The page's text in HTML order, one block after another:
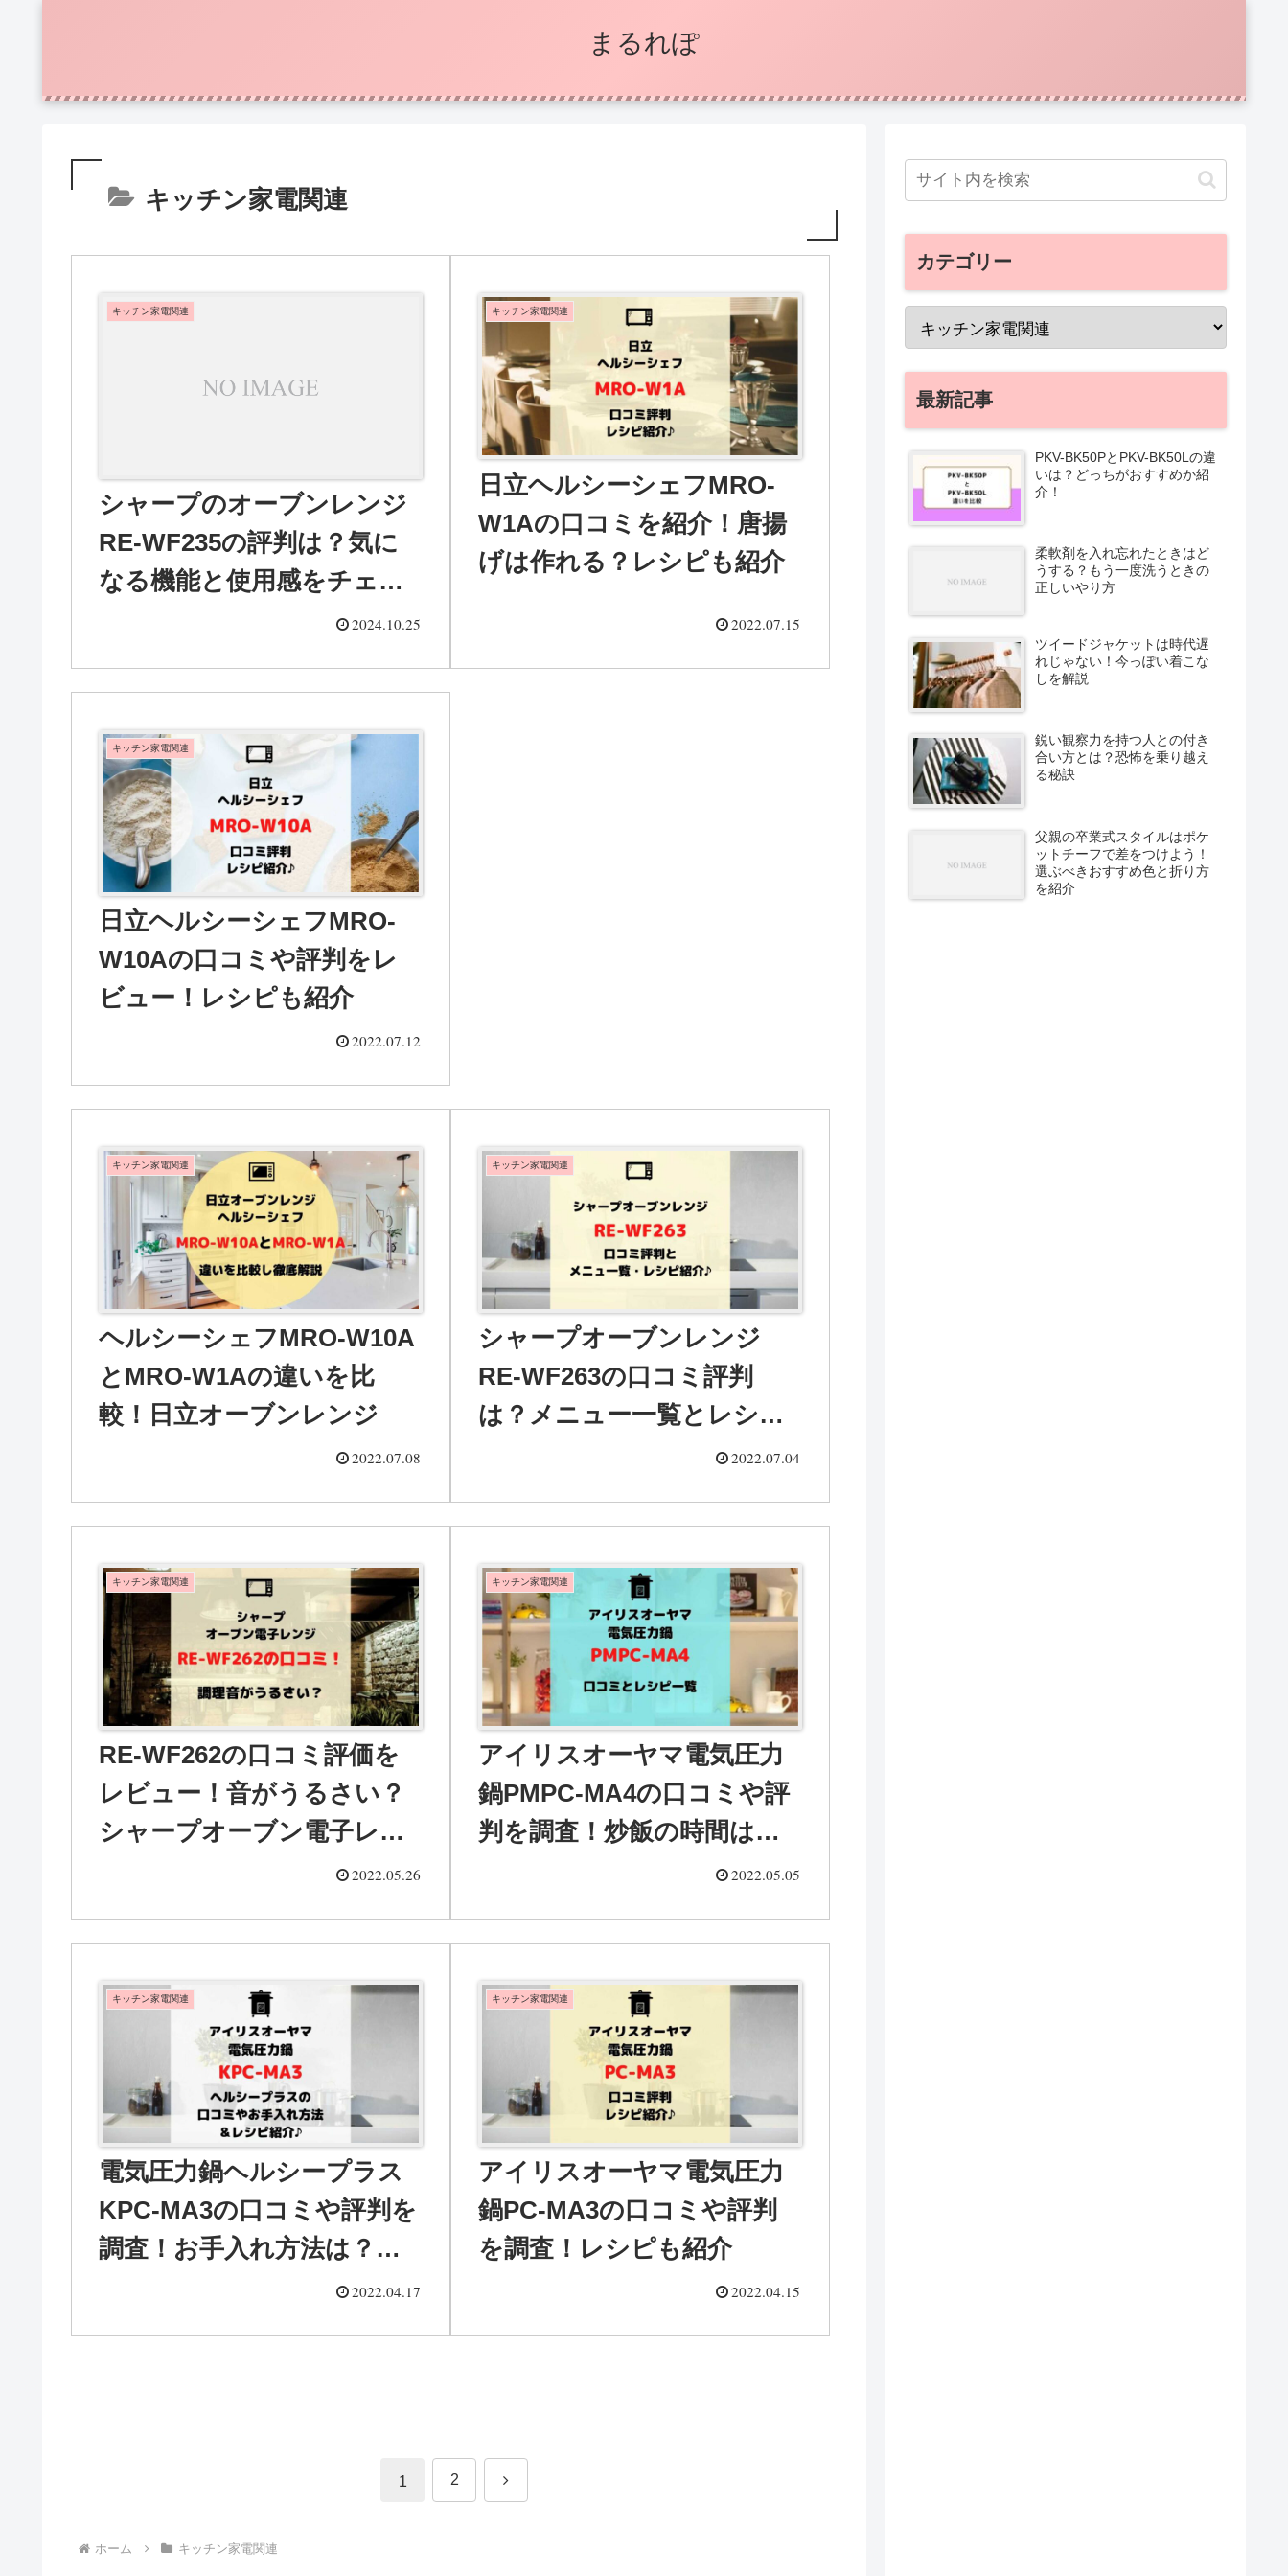
まるれぽ
キッチン家電関連
キッチン家電関連
シャープのオーブンレンジ
RE-WF235の評判は？気に
なる機能と使用感をチェッ
2024.10.25
キッチン家電関連
日立ヘルシーシェフMRO-
W1Aの口コミを紹介！唐揚
げは作れる？レシピも紹介
2022.07.15
キッチン家電関連
日立ヘルシーシェフMRO-
W10Aの口コミや評判をレ
ビュー！レシピも紹介
2022.07.12
キッチン家電関連
ヘルシーシェフMRO-W10A
とMRO-W1Aの違いを比
較！日立オーブンレンジ
2022.07.08
キッチン家電関連
シャープオーブンレンジ
RE-WF263の口コミ評判
は？メニュー一覧とレシピ
2022.07.04
キッチン家電関連
RE-WF262の口コミ評価を
レビュー！音がうるさい？
シャープオーブン電子レン
2022.05.26
キッチン家電関連
アイリスオーヤマ電気圧力
鍋PMPC-MA4の口コミや評
判を調査！炒飯の時間は？
2022.05.05
キッチン家電関連
電気圧力鍋ヘルシープラス
KPC-MA3の口コミや評判を
調査！お手入れ方法は？レ
2022.04.17
キッチン家電関連
アイリスオーヤマ電気圧力
鍋PC-MA3の口コミや評判
を調査！レシピも紹介
2022.04.15
1 2 次
ホーム キッチン家電関連
カテゴリー
最新記事
PKV-BK50PとPKV-BK50Lの違
いは？どっちがおすすめか紹
介！
柔軟剤を入れ忘れたときはど
うする？もう一度洗うときの
正しいやり方
ツイードジャケットは時代遅
れじゃない！今っぽい着こな
しを解説
鋭い観察力を持つ人との付き
合い方とは？恐怖を乗り越え
る秘訣
父親の卒業式スタイルはポケ
ットチーフで差をつけよう！
選ぶべきおすすめ色と折り方
を紹介